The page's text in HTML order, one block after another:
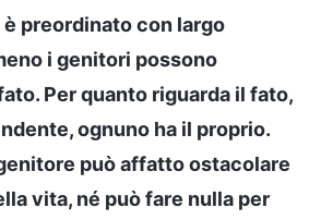
preordinato con largo
i genitori possono
Per quanto riguarda il fato,
ognuno ha il proprio.
può affatto ostacolare
vita, né può fare nulla per